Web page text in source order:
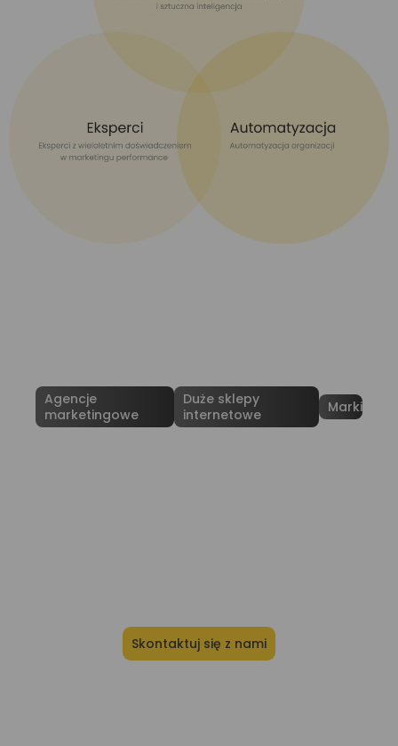
Agencje
marketingowe
Duże sklepy
internetowe
Marki
Skontaktuj się z nami